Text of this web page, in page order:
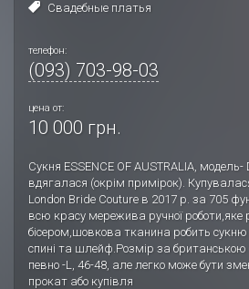
Свадебные платья
телефон:
(093) 703-98-03
цена от:
10 000 грн.
Сукня ESSENCE OF AUSTRALIA, модель-
вдягалася (окрім примірок).
London Bride Couture в 2017 р. за 705
всю красу мережива ручної роботи,яке
бісером,шовкова тканина робить
спині та шлейф.Розмір за британською
певно -L, 46-48, але легко може бути
прокат або купівля